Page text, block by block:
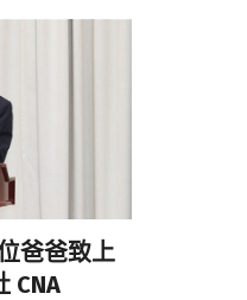
爸爸致上
CNA